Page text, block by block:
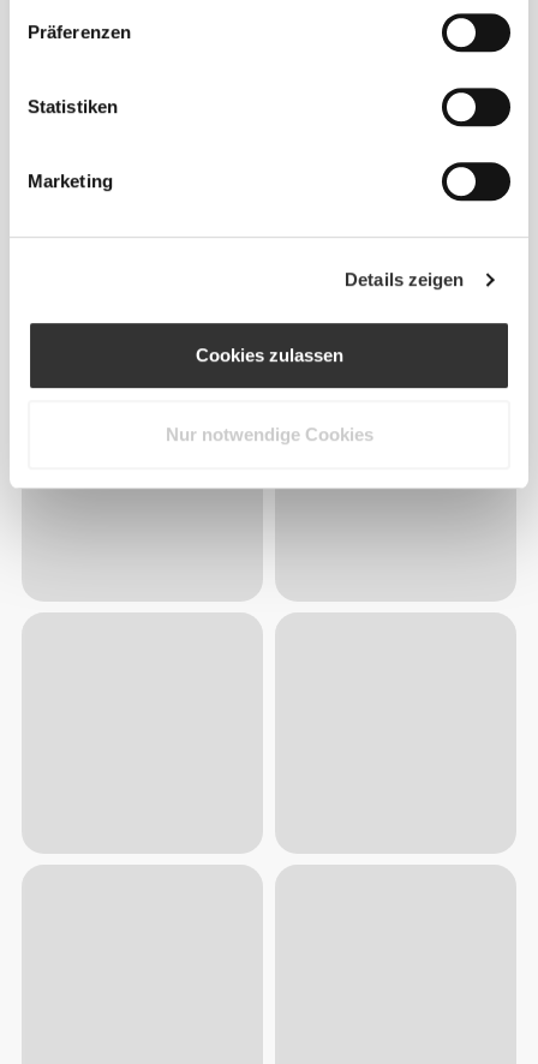
Präferenzen
Statistiken
Marketing
Details zeigen
Cookies zulassen
Nur notwendige Cookies